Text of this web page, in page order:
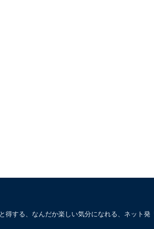
する、なんだか楽しい気分になれる、ネット発